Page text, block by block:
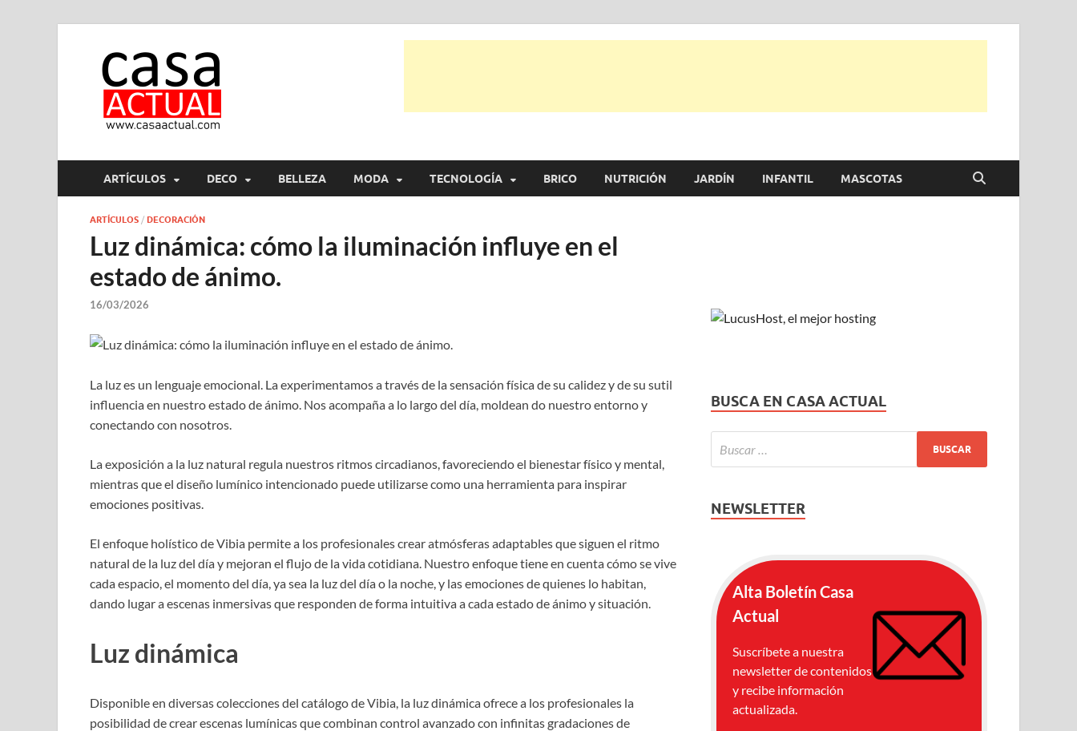
ARTÍCULOS DECO BELLEZA MODA TECNOLOGÍA BRICO NUTRICIÓN JARDÍN INFANTIL MASCOTAS
ARTÍCULOS / DECORACIÓN
Luz dinámica: cómo la iluminación influye en el
estado de ánimo.
16/03/2026
La luz es un lenguaje emocional. La experimentamos a través de la sensación física de su calidez y de su sutil
influencia en nuestro estado de ánimo. Nos acompaña a lo largo del día, moldean do nuestro entorno y
conectando con nosotros.
La exposición a la luz natural regula nuestros ritmos circadianos, favoreciendo el bienestar físico y mental,
mientras que el diseño lumínico intencionado puede utilizarse como una herramienta para inspirar
emociones positivas.
El enfoque holístico de Vibia permite a los profesionales crear atmósferas adaptables que siguen el ritmo
natural de la luz del día y mejoran el flujo de la vida cotidiana. Nuestro enfoque tiene en cuenta cómo se vive
cada espacio, el momento del día, ya sea la luz del día o la noche, y las emociones de quienes lo habitan,
dando lugar a escenas inmersivas que responden de forma intuitiva a cada estado de ánimo y situación.
Luz dinámica
Disponible en diversas colecciones del catálogo de Vibia, la luz dinámica ofrece a los profesionales la
posibilidad de crear escenas lumínicas que combinan control avanzado con infinitas gradaciones de
BUSCA EN CASA ACTUAL
NEWSLETTER
Alta Boletín Casa
Actual
Suscríbete a nuestra
newsletter de contenidos
y recibe información
actualizada.